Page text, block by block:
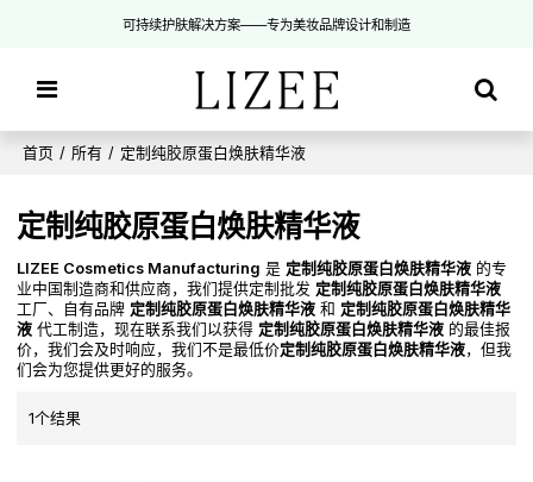
可持续护肤解决方案——专为美妆品牌设计和制造
首页 / 所有 / 定制纯胶原蛋白焕肤精华液
定制纯胶原蛋白焕肤精华液
LIZEE Cosmetics Manufacturing 是 定制纯胶原蛋白焕肤精华液 的专
业中国制造商和供应商，我们提供定制批发 定制纯胶原蛋白焕肤精华液
工厂、自有品牌 定制纯胶原蛋白焕肤精华液 和 定制纯胶原蛋白焕肤精华
液 代工制造，现在联系我们以获得 定制纯胶原蛋白焕肤精华液 的最佳报
价，我们会及时响应，我们不是最低价定制纯胶原蛋白焕肤精华液，但我
们会为您提供更好的服务。
1个结果